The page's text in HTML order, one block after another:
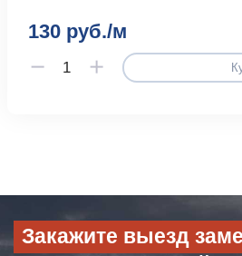
130 руб./м
Закажите выезд